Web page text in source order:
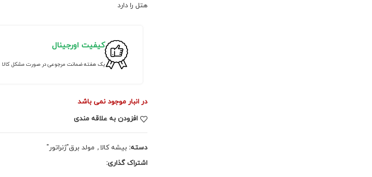
هتل را دارد
کیفیت اورجینال
یک هفته ضمانت مرجوعی در صورت مشکل کالا
در انبار موجود نمی باشد
افزودن به علاقه مندی
دسته: بیشه کالا , مولد برق"ژنراتور"
اشتراک گذاری: